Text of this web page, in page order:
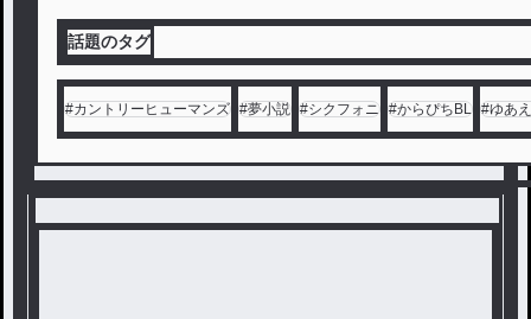
話題のタグ
#カントリーヒューマンズ #夢小説 #シクフォニ #からぴちBL #ゆあ